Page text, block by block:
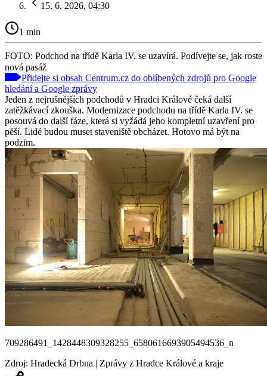
15. 6. 2026, 04:30
1 min
FOTO: Podchod na třídě Karla IV. se uzavírá. Podívejte se, jak roste
nová pasáž
Přidejte si obsah Centrum.cz do oblíbených zdrojů pro Google
hledání a Google zprávy
Jeden z nejrušnějších podchodů v Hradci Králové čeká další
zatěžkávací zkouška. Modernizace podchodu na třídě Karla IV. se
posouvá do další fáze, která si vyžádá jeho kompletní uzavření pro
pěší. Lidé budou muset staveniště obcházet. Hotovo má být na
podzim.
709286491_1428448309328255_6580616693905494536_n
Zdroj: Hradecká Drbna | Zprávy z Hradce Králové a kraje